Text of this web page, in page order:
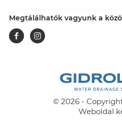
Megtálálhatók vagyunk a
FacebookInstagram
© 2026 -
Weboldal